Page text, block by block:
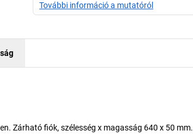
További információ a mutatóról
Zárható fiók, szélesség x magasság 640 x 50 mm.